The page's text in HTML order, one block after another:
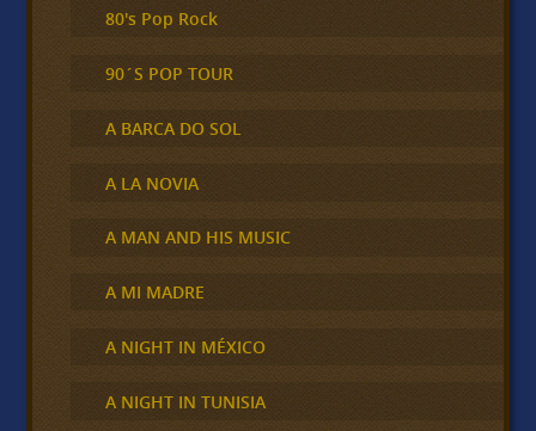
80's Pop Rock
90´S POP TOUR
A BARCA DO SOL
A LA NOVIA
A MAN AND HIS MUSIC
A MI MADRE
A NIGHT IN MÉXICO
A NIGHT IN TUNISIA